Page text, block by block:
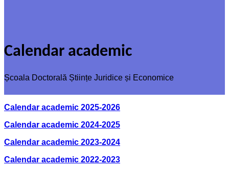
Calendar academic
Școala Doctorală Științe Juridice și Economice
Calendar academic 2025-2026
Calendar academic 2024-2025
Calendar academic 2023-2024
Calendar academic 2022-2023